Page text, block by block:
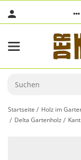
Startseite Holz im
Delta Gartenholz